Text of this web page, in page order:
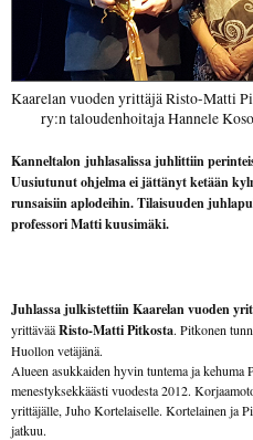
Kaarelan vuoden yrittäjä Risto-Matti
ry:n taloudenhoitaja Hannele
Kanneltalon juhlasalissa juhlittiin
Uusiutunut ohjelma ei jättänyt ketään
runsaisiin aplodeihin. Tilaisuuden
professori Matti kuusimäki.
Juhlassa julkistettiin Kaarelan vuoden
yrittävääRisto-Matti Pitkosta. Pitkonen
Huollon vetäjänä.
Alueen asukkaiden hyvin tuntema ja kehuma
menestyksekkäästi vuodesta 2012.
yrittäjälle, Juho Kortelaiselle. Kortelainen ja
jatkuu.